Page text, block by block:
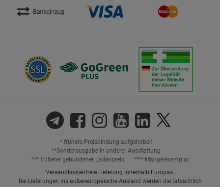
* frühere Preisbindung aufgehoben
**Sonderausgabe in anderer Ausstattung
*** früherer gebundener Ladenpreis
**** Mängelexemplar
Versandkostenfreie Lieferung innerhalb Europas.
Bei Lieferungen ins außereuropäische Ausland werden die tatsächlich